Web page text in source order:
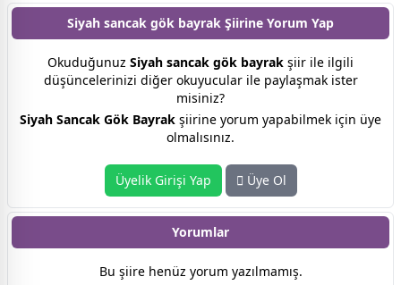
Siyah sancak gök bayrak Şiirine Yorum Yap
Okuduğunuz Siyah sancak gök bayrak şiir ile ilgili
düşüncelerinizi diğer okuyucular ile paylaşmak ister
misiniz?
Siyah Sancak Gök Bayrak şiirine yorum yapabilmek için üye
olmalısınız.
Üyelik Girişi Yap Üye Ol
Yorumlar
Bu şiire henüz yorum yazılmamış.